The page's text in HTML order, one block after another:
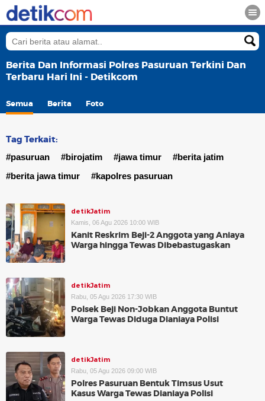
Berita Dan Informasi Polres Pasuruan Terkini Dan
Terbaru Hari Ini - Detikcom
Semua Berita Foto
Tag Terkait:
#pasuruan #birojatim #jawa timur
#berita jatim
#berita jawa timur
#kapolres pasuruan
detikJatim
Kamis, 06 Agu 2026 10:00 WIB
Kanit Reskrim Beji-2 Anggota yang Aniaya
Warga hingga Tewas Dibebastugaskan
detikJatim
Rabu, 05 Agu 2026 17:30 WIB
Polsek Beji Non-Jobkan Anggota Buntut
Warga Tewas Diduga Dianiaya Polisi
detikJatim
Rabu, 05 Agu 2026 09:00 WIB
Polres Pasuruan Bentuk Timsus Usut
Kasus Warga Tewas Dianiaya Polisi